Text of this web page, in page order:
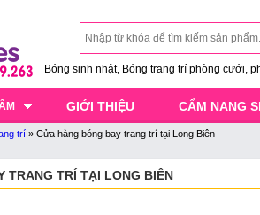
Bóng sinh nhật, Bóng trang trí phòng cưới,
GIỚI THIỆU CẨM NANG
trí » Cửa hàng bóng bay trang trí tại Long Biên
TRANG TRÍ TẠI LONG BIÊN